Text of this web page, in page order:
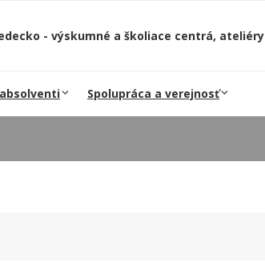
- výskumné a školiace centrá, ateliéry
Spolupráca a verejnosť